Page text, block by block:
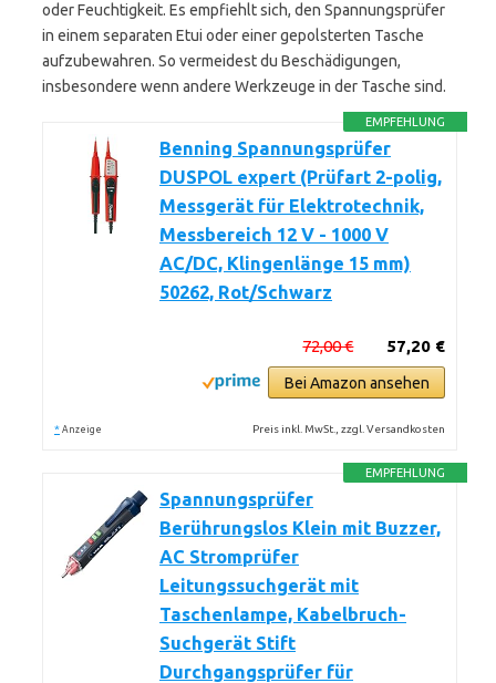
oder Feuchtigkeit. Es empfiehlt sich, den Spannungsprüfer
in einem separaten Etui oder einer gepolsterten Tasche
aufzubewahren. So vermeidest du Beschädigungen,
insbesondere wenn andere Werkzeuge in der Tasche sind.
EMPFEHLUNG
Benning Spannungsprüfer
DUSPOL expert (Prüfart 2-polig,
Messgerät für Elektrotechnik,
Messbereich 12 V - 1000 V
AC/DC, Klingenlänge 15 mm)
50262, Rot/Schwarz
57,20 €
72,00 €
Bei Amazon ansehen
* Anzeige Preis inkl. MwSt., zzgl. Versandkosten
EMPFEHLUNG
Spannungsprüfer
Berührungslos Klein mit Buzzer,
AC Stromprüfer
Leitungssuchgerät mit
Taschenlampe, Kabelbruch-
Suchgerät Stift
Durchgangsprüfer für